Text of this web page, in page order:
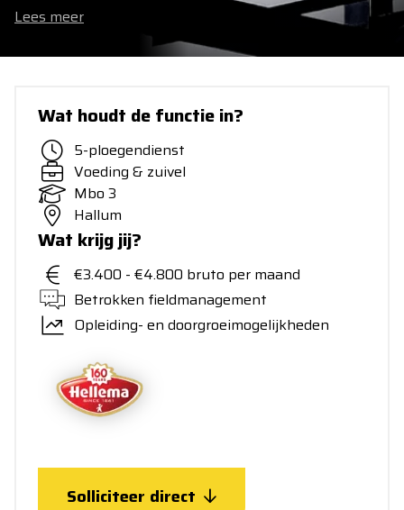
Lees meer
Wat houdt de functie in?
5-ploegendienst
Voeding & zuivel
Mbo 3
Hallum
Wat krijg jij?
€3.400 - €4.800 bruto per maand
Betrokken fieldmanagement
Opleiding- en doorgroeimogelijkheden
Solliciteer direct